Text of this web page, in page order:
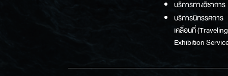
บริการทางวิชาการ
บริการนิทรรศการ
เคลื่อนที่ (Traveling
Exhibition